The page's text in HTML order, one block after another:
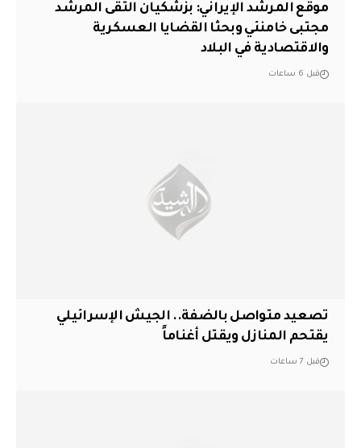
موقع المرشد الإيراني: بزشكيان التقى المرشد
مجتبى خامنئي وبحثا القضايا العسكرية
والاقتصادية في البلاد
قبل 6 ساعات
تصعيد متواصل بالضفة.. الجيش الإسرائيلي
يقتحم المنازل ويقتل أغناماً
قبل 7 ساعات